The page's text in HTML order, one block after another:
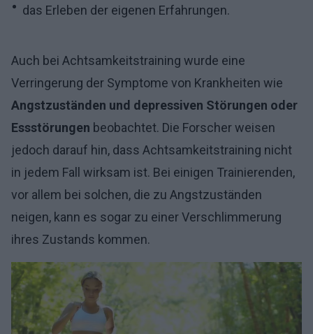
das Erleben der eigenen Erfahrungen.
Auch bei Achtsamkeitstraining wurde eine
Verringerung der Symptome von Krankheiten wie
Angstzuständen und depressiven Störungen oder
Essstörungen beobachtet. Die Forscher weisen
jedoch darauf hin, dass Achtsamkeitstraining nicht
in jedem Fall wirksam ist. Bei einigen Trainierenden,
vor allem bei solchen, die zu Angstzuständen
neigen, kann es sogar zu einer Verschlimmerung
ihres Zustands kommen.